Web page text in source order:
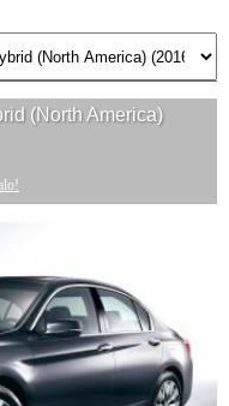
(North America)